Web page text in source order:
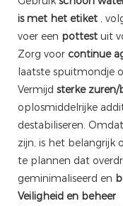
is met het etiket ,
voer een pottest uit
Zorg voor continue
laatste spuitmondje
Vermijd sterke zuren/
oplosmiddelrijke
destabiliseren.
zijn, is het belangrijk
te plannen dat
geminimaliseerd en
Veiligheid en beheer